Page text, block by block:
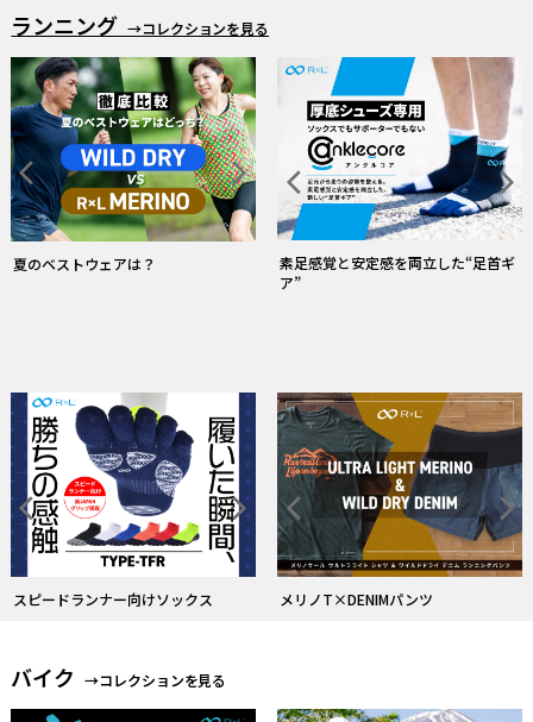
ランニング →コレクションを見る
「RUN✕DINIM」 デニムなのに走れる
雨の日ウェア・ソックス特集
常にドライ！和紙糸ソックス
ストレスフリーな履心地のタイツ